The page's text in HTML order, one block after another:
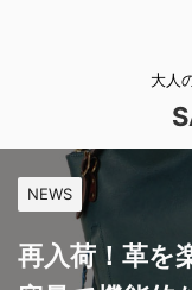
大人
NEWS
再入荷！革を